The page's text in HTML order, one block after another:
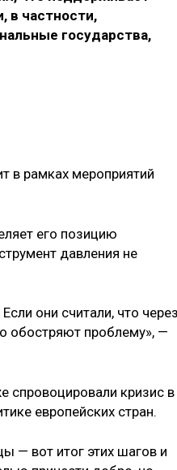
в частности,
государства,
в рамках мероприятий
его позицию
давления не
они считали, что
обостряют проблему», —
кризис в
европейских стран.
— вот итог этих шагов и